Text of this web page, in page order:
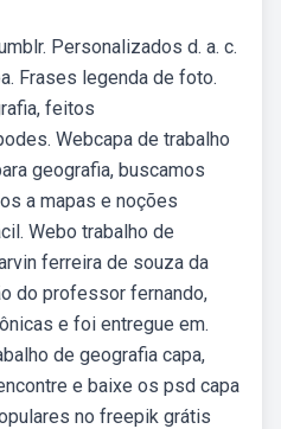
Personalizados d. a. c.
Frases legenda de foto.
feitos
Webcapa de trabalho
geografia, buscamos
a mapas e noções
Webo trabalho de
ferreira de souza da
do professor fernando,
e foi entregue em.
de geografia capa,
e baixe os psd capa
no freepik grátis